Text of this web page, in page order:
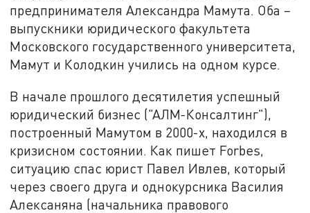
предпринимателя Александра Мамута. Оба –
выпускники юридического факультета
Московского государственного университета,
Мамут и Колодкин учились на одном курсе.
В начале прошлого десятилетия успешный
юридический бизнес ("АЛМ-Консалтинг"),
построенный Мамутом в 2000-х, находился в
кризисном состоянии. Как пишет Forbes,
ситуацию спас юрист Павел Ивлев, который
через своего друга и однокурсника Василия
Алексаняна (начальника правового